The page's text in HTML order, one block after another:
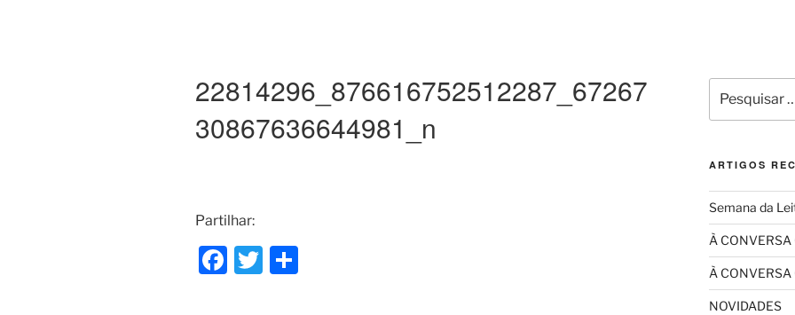
22814296_876616752512287_67267
30867636644981_n
Partilhar:
F
T
por:
ARTIGOS
Semana da
À
À
NOVIDADES